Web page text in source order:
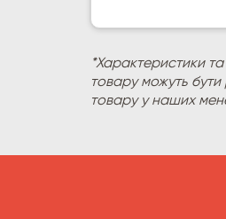
*Характеристики та
товару можуть бути
товару у наших